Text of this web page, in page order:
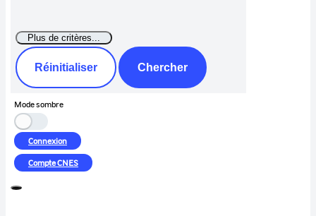
Réinitialiser Chercher
Mode sombre
Connexion
CompteCNES